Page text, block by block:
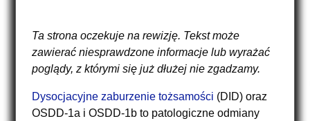
Ta strona oczekuje na rewizję. Tekst może
zawierać niesprawdzone informacje lub wyrażać
poglądy, z którymi się już dłużej nie zgadzamy.
Dysocjacyjne zaburzenie tożsamości (DID) oraz
OSDD-1a i OSDD-1b to patologiczne odmiany